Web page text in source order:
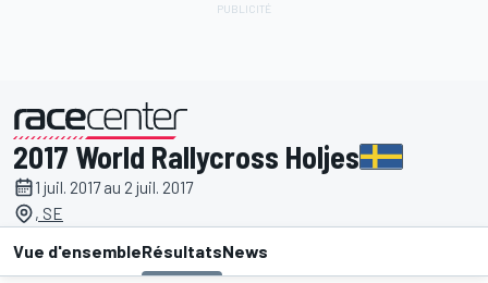
présenté par
2017 World Rallycross Holjes
1 juil. 2017 au 2 juil. 2017
, SE
Vue d'ensembleRésultatsNews